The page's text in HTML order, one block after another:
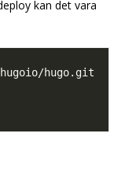
kan det vara